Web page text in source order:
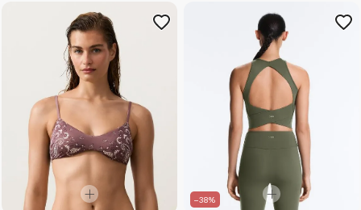
–38%